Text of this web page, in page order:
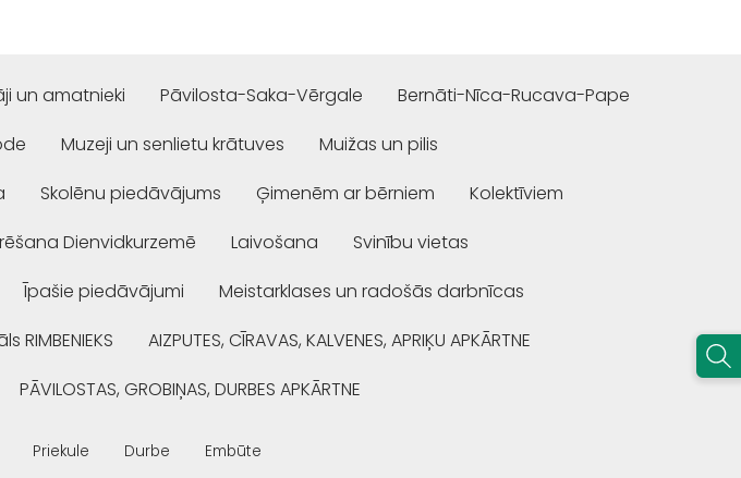
un amatnieki Pāvilosta-Saka-Vērgale
Bernāti-Nīca-Rucava-Pape
Muzeji un senlietu krātuves
Muižas un pilis
Skolēnu piedāvājums Ģimenēm ar bērniem
Kolektīviem
Dienvidkurzemē Laivošana
Svinību vietas
Īpašie piedāvājumi
Meistarklases un radošās darbnīcas
RIMBENIEKS
AIZPUTES, CĪRAVAS, KALVENES, APRIĶU APKĀRTNE
PĀVILOSTAS, GROBIŅAS, DURBES APKĀRTNE
Priekule Durbe Embūte